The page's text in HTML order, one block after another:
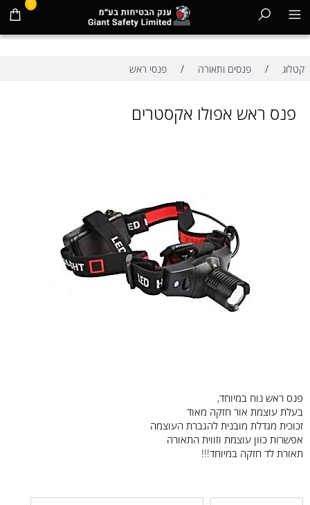
0
קטלוג / פנסים ותאורה / פנסי ראש
פנס ראש אפולו אקסטרים
פנס ראש נוח במיוחד,
בעלת עוצמת אור חזקה מאוד
זכוכית מגדלת מובנית להגברת העוצמה
אפשרות כוון עוצמת וזווית התאורה
תאורת לד חזקה במיוחד!!!